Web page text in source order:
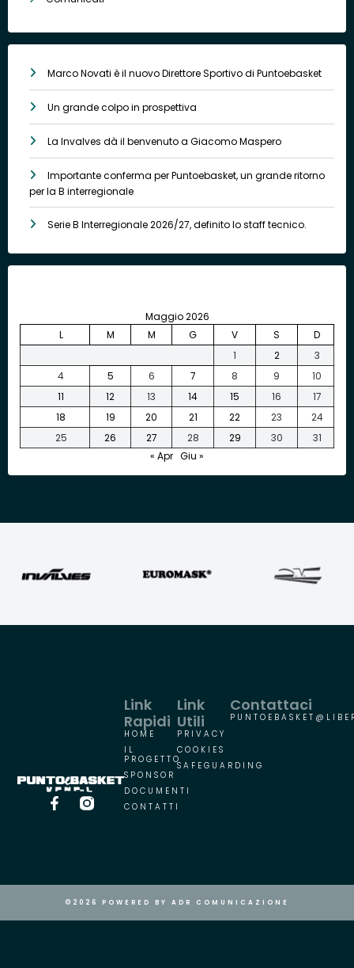
Marco Novati è il nuovo Direttore Sportivo di Puntoebasket
Un grande colpo in prospettiva
La Invalves dà il benvenuto a Giacomo Maspero
Importante conferma per Puntoebasket, un grande ritorno
per la B interregionale
Serie B Interregionale 2026/27, definito lo staff tecnico.
Maggio 2026
L
M M G V S
D
1
2
3
4
5 6 7 8 9
10
11
12 13 14 15 16
17
18
19 20 21 22 23
24
25
26 27 28 29 30
31
« Apr Giu »
Link
Utili
PRIVACY
COOKIES
SAFEGUARDING
Link
Rapidi
HOME
IL
PROGETTO
SPONSOR
DOCUMENTI
CONTATTI
Contattaci
©2026 POWERED BY ADR COMUNICAZIONE